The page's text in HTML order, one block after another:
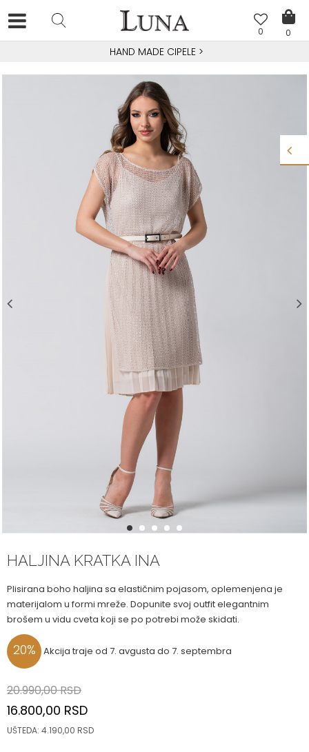
0
0
HAND MADE CIPELE >
1 2 3 4 5
HALJINA KRATKA INA
Plisirana boho haljina sa elastičnim pojasom, oplemenjena je
materijalom u formi mreže. Dopunite svoj outfit elegantnim
brošem u vidu cveta koji se po potrebi može skidati.
20% Akcija traje od 7. avgusta do 7. septembra
20.990,00RSD
16.800,00 RSD
UŠTEDA: 4.190,00 RSD